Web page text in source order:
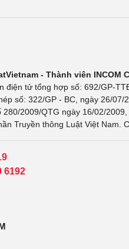
- Thành viên INCOM
điện tử tổng hợp số: 692/GP-
số: 322/GP - BC, ngày 26/
2009/QTG ngày 16/02/
Truyền thông Luật Việt Nam.
6192